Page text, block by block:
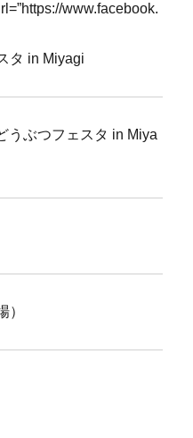
www.facebook.
タ in Miyagi
うぶつフェスタ in Miya
）